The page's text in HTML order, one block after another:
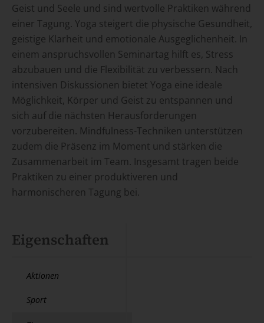
Geist und Seele und sind wertvolle Praktiken während
einer Tagung. Yoga steigert die physische Gesundheit,
geistige Klarheit und emotionale Ausgeglichenheit. In
einem anspruchsvollen Seminartag hilft es, Stress
abzubauen und die Flexibilität zu verbessern. Nach
intensiven Diskussionen bietet Yoga eine ideale
Möglichkeit, Körper und Geist zu entspannen und
sich auf die nächsten Herausforderungen
vorzubereiten. Mindfulness-Techniken unterstützen
zudem die Präsenz im Moment und stärken die
Zusammenarbeit im Team. Insgesamt tragen beide
Praktiken zu einer produktiveren und
harmonischeren Tagung bei.
Eigenschaften
Aktionen
Sport